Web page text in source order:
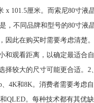
101.5厘米。而索尼80寸液
，不同品牌和型号的80寸
此在购买时需要考虑清楚
和观看距离，以确定最适合
较大的尺寸可能更合适。
4K和8K。消费者需要考虑
QLED。每种技术都有其优